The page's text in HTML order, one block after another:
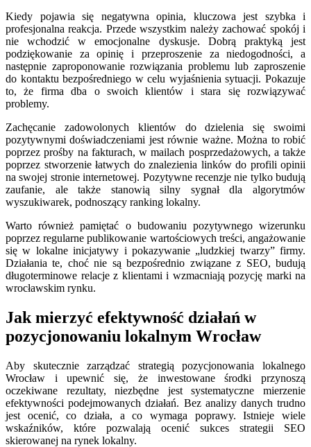
Kiedy pojawia się negatywna opinia, kluczowa jest szybka i
profesjonalna reakcja. Przede wszystkim należy zachować spokój i
nie wchodzić w emocjonalne dyskusje. Dobrą praktyką jest
podziękowanie za opinię i przeproszenie za niedogodności, a
następnie zaproponowanie rozwiązania problemu lub zaproszenie
do kontaktu bezpośredniego w celu wyjaśnienia sytuacji. Pokazuje
to, że firma dba o swoich klientów i stara się rozwiązywać
problemy.
Zachęcanie zadowolonych klientów do dzielenia się swoimi
pozytywnymi doświadczeniami jest równie ważne. Można to robić
poprzez prośby na fakturach, w mailach posprzedażowych, a także
poprzez stworzenie łatwych do znalezienia linków do profili opinii
na swojej stronie internetowej. Pozytywne recenzje nie tylko budują
zaufanie, ale także stanowią silny sygnał dla algorytmów
wyszukiwarek, podnoszący ranking lokalny.
Warto również pamiętać o budowaniu pozytywnego wizerunku
poprzez regularne publikowanie wartościowych treści, angażowanie
się w lokalne inicjatywy i pokazywanie „ludzkiej twarzy” firmy.
Działania te, choć nie są bezpośrednio związane z SEO, budują
długoterminowe relacje z klientami i wzmacniają pozycję marki na
wrocławskim rynku.
Jak mierzyć efektywność działań w
pozycjonowaniu lokalnym Wrocław
Aby skutecznie zarządzać strategią pozycjonowania lokalnego
Wrocław i upewnić się, że inwestowane środki przynoszą
oczekiwane rezultaty, niezbędne jest systematyczne mierzenie
efektywności podejmowanych działań. Bez analizy danych trudno
jest ocenić, co działa, a co wymaga poprawy. Istnieje wiele
wskaźników, które pozwalają ocenić sukces strategii SEO
skierowanej na rynek lokalny.